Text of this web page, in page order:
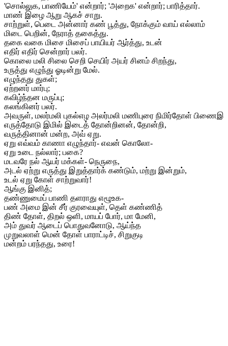
'சொல்லுக, பாணியேம்' என்றார்; 'அறைக' என்றார்; பாரித்தார்.
மாண் இழை ஆறு ஆகச் சாறு.
சாற்றுள், பெடை அன்னார் கண் பூத்து, நோக்கும் வாய் எல்லாம்
மிடை பெறின், நேராத் தகைத்து.
தகை வகை மிசை மிசைப் பாயியர் ஆர்த்து, உடன்
எதிர் எதிர் சென்றார் பலர்.
கொலை மலி சிலை செறி செயிர் அயர் சினம் சிறந்து,
உருத்து எழுந்து ஓடின்று மேல்.
எழுந்தது துகள்;
ஏற்றனர் மார்பு;
கவிழ்ந்தன மருப்பு;
கலங்கினர் பலர்.
அவருள், மலர்மலி புகல்எழ அலர்மலி மணிபுரை நிமிர்தோள் பிணைஇ
எருத்தோடு இமில் இடைத் தோன்றினன், தோன்றி,
வருத்தினான் மன்ற, அவ் ஏறு.
ஏறு எவ்வம் காணா எழுந்தார்- எவன் கொலோ-
ஏறு உடை நல்லார்; பகை?
மடவரே நல் ஆயர் மக்கள்- நெருநை,
அடல் ஏற்று எருத்து இறுத்தார்க் கண்டும், மற்று இன்றும்,
உடல் ஏறு கோள் சாற்றுவார்!
ஆங்கு இனித்;
தண்ணுமைப் பாணி தளராது எழூஉக-
பண் அமை இன் சீர் குரவையுள், தெள் கண்ணித்
திண் தோள், திறல் ஒளி, மாயப் போர், மா மேனி,
அம் துவர் ஆடைப் பொதுவனோடு, ஆய்ந்த
முறுவலாள் மென் தோள் பாராட்டிச், சிறுகுடி
மன்றம் பரந்தது, உரை!